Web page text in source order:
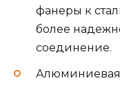
фанеры к
более
соединение.
Алюминиевая